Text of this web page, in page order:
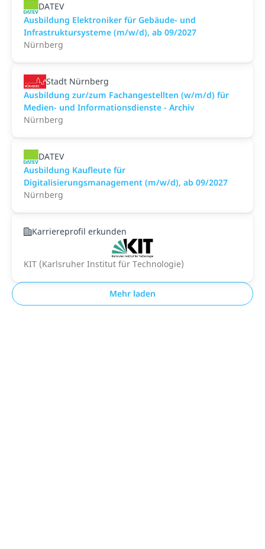
DATEV
Ausbildung Elektroniker für Gebäude- und
Infrastruktursysteme (m/w/d), ab 09/2027
Nürnberg
Stadt Nürnberg
Ausbildung zur/zum Fachangestellten (w/m/d) für
Medien- und Informationsdienste - Archiv
Nürnberg
DATEV
Ausbildung Kaufleute für
Digitalisierungsmanagement (m/w/d), ab 09/2027
Nürnberg
Karriereprofil erkunden
KIT (Karlsruher Institut für Technologie)
Mehr laden